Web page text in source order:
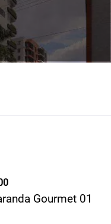
Gourmet 01